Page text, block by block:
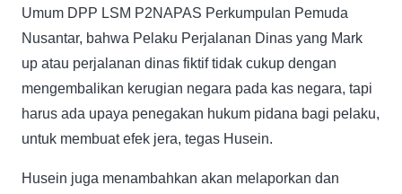
Umum DPP LSM P2NAPAS Perkumpulan Pemuda
Nusantar, bahwa Pelaku Perjalanan Dinas yang Mark
up atau perjalanan dinas fiktif tidak cukup dengan
mengembalikan kerugian negara pada kas negara, tapi
harus ada upaya penegakan hukum pidana bagi pelaku,
untuk membuat efek jera, tegas Husein.
Husein juga menambahkan akan melaporkan dan